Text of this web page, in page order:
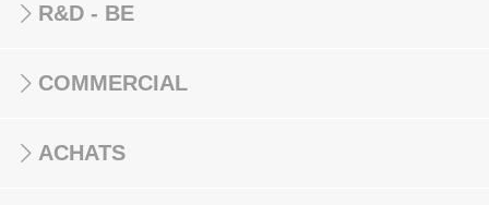
R&D - BE
COMMERCIAL
ACHATS